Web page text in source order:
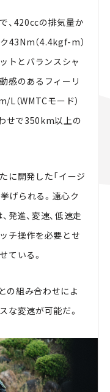
、420ccの排気量か
43Nm（4.4kgf-m）
トとバランスシャ
感のあるフィーリ
（WMTCモード）
せで350km以上の
に開発した「イージ
げられる。遠心ク
発進、変速、低速走
チ操作を必要とせ
ている。
の組み合わせによ
な変速が可能だ。